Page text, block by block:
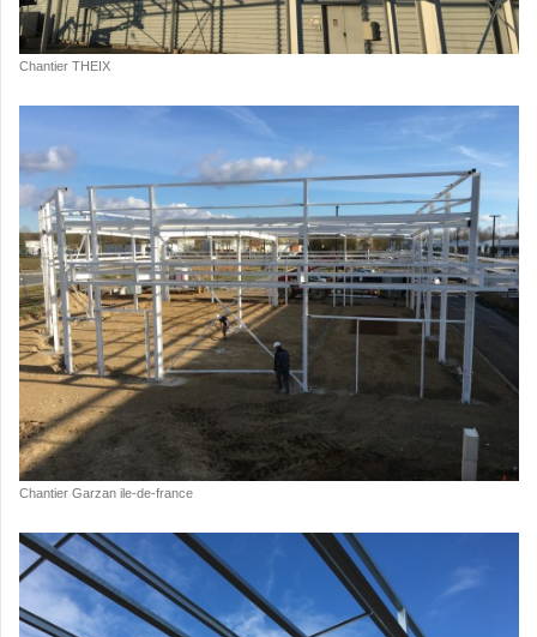
Chantier THEIX
Chantier Garzan ile-de-france